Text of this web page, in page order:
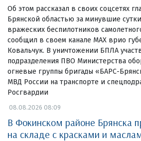
Об этом рассказал в своих соцсетях
Брянской областью за минувшие
вражеских беспилотников
сообщил в своем канале МАХ врио
Ковальчук. В уничтожении БПЛА
подразделения ПВО Министерства
огневые группы бригады «БАРС-
МВД России на транспорте и
Росгвардии
08.08.2026 08:09
В Фокинском районе Брянска
на складе с красками и